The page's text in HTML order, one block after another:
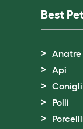
Best
Anatre
Api
Conigli
Polli